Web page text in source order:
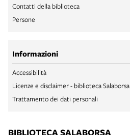
Contatti della biblioteca
Persone
Informazioni
Accessibilità
Licenze e disclaimer - biblioteca Salaborsa
Trattamento dei dati personali
BIBLIOTECA SALABORSA